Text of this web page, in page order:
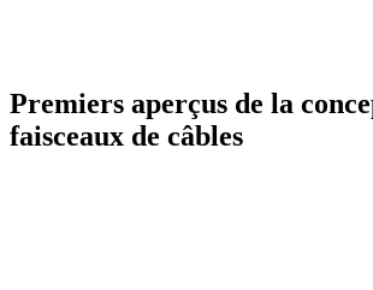
Premiers aperçus de la
faisceaux de câbles